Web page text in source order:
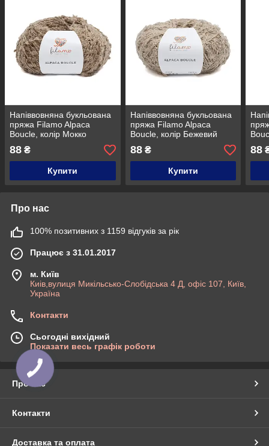
Напіввовняна букльована
пряжа Filamo Alpaca
Boucle, колір Мокко
88 ₴
Купити
Напіввовняна букльована
пряжа Filamo Alpaca
Boucle, колір Бежевий
88₴
Купити
88
Про нас
100% позитивних з 1159 відгуків за рік
Працює з 31.01.2017
м. Київ
Киів,вулиця Микільсько-Слобідська 4 Д, офіс 107, Київ,
Україна
Контакти
Сьогодні вихідний
Показати весь графік роботи
Про нас
Контакти
Доставка та оплата